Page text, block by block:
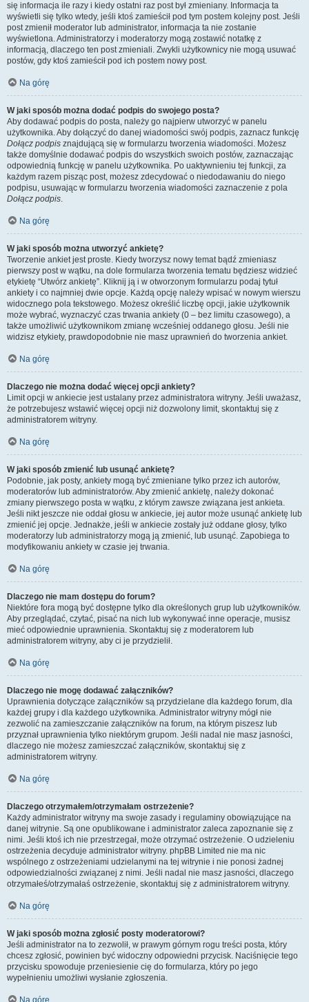
się informacja ile razy i kiedy ostatni raz post był zmieniany. Informacja ta
wyświetli się tylko wtedy, jeśli ktoś zamieścił pod tym postem kolejny post. Jeśli
post zmienił moderator lub administrator, informacja ta nie zostanie
wyświetlona. Administratorzy i moderatorzy mogą zostawić notatkę z
informacją, dlaczego ten post zmieniali. Zwykli użytkownicy nie mogą usuwać
postów, gdy ktoś zamieścił pod ich postem nowy post.
Na górę
W jaki sposób można dodać podpis do swojego posta?
Aby dodawać podpis do posta, należy go najpierw utworzyć w panelu
użytkownika. Aby dołączyć do danej wiadomości swój podpis, zaznacz funkcję
Dołącz podpis znajdującą się w formularzu tworzenia wiadomości. Możesz
także domyślnie dodawać podpis do wszystkich swoich postów, zaznaczając
odpowiednią funkcję w panelu użytkownika. Po uaktywnieniu tej funkcji, za
każdym razem pisząc post, możesz zdecydować o niedodawaniu do niego
podpisu, usuwając w formularzu tworzenia wiadomości zaznaczenie z pola
Dołącz podpis.
Na górę
W jaki sposób można utworzyć ankietę?
Tworzenie ankiet jest proste. Kiedy tworzysz nowy temat bądź zmieniasz
pierwszy post w wątku, na dole formularza tworzenia tematu będziesz widzieć
etykietę “Utwórz ankietę”. Kliknij ją i w otworzonym formularzu podaj tytuł
ankiety i co najmniej dwie opcje. Każdą opcję należy wpisać w nowym wierszu
widocznego pola tekstowego. Możesz określić liczbę opcji, jakie użytkownik
może wybrać, wyznaczyć czas trwania ankiety (0 – bez limitu czasowego), a
także umożliwić użytkownikom zmianę wcześniej oddanego głosu. Jeśli nie
widzisz etykiety, prawdopodobnie nie masz uprawnień do tworzenia ankiet.
Na górę
Dlaczego nie można dodać więcej opcji ankiety?
Limit opcji w ankiecie jest ustalany przez administratora witryny. Jeśli uważasz,
że potrzebujesz wstawić więcej opcji niż dozwolony limit, skontaktuj się z
administratorem witryny.
Na górę
W jaki sposób zmienić lub usunąć ankietę?
Podobnie, jak posty, ankiety mogą być zmieniane tylko przez ich autorów,
moderatorów lub administratorów. Aby zmienić ankietę, należy dokonać
zmiany pierwszego posta w wątku, z którym zawsze związana jest ankieta.
Jeśli nikt jeszcze nie oddał głosu w ankiecie, jej autor może usunąć ankietę lub
zmienić jej opcje. Jednakże, jeśli w ankiecie zostały już oddane głosy, tylko
moderatorzy lub administratorzy mogą ją zmienić, lub usunąć. Zapobiega to
modyfikowaniu ankiety w czasie jej trwania.
Na górę
Dlaczego nie mam dostępu do forum?
Niektóre fora mogą być dostępne tylko dla określonych grup lub użytkowników.
Aby przeglądać, czytać, pisać na nich lub wykonywać inne operacje, musisz
mieć odpowiednie uprawnienia. Skontaktuj się z moderatorem lub
administratorem witryny, aby ci je przydzielił.
Na górę
Dlaczego nie mogę dodawać załączników?
Uprawnienia dotyczące załączników są przydzielane dla każdego forum, dla
każdej grupy i dla każdego użytkownika. Administrator witryny mógł nie
zezwolić na zamieszczanie załączników na forum, na którym piszesz lub
przyznał uprawnienia tylko niektórym grupom. Jeśli nadal nie masz jasności,
dlaczego nie możesz zamieszczać załączników, skontaktuj się z
administratorem witryny.
Na górę
Dlaczego otrzymałem/otrzymałam ostrzeżenie?
Każdy administrator witryny ma swoje zasady i regulaminy obowiązujące na
danej witrynie. Są one opublikowane i administrator zaleca zapoznanie się z
nimi. Jeśli ktoś ich nie przestrzegał, może otrzymać ostrzeżenie. O udzieleniu
ostrzeżenia decyduje administrator witryny. phpBB Limited nie ma nic
wspólnego z ostrzeżeniami udzielanymi na tej witrynie i nie ponosi żadnej
odpowiedzialności związanej z nimi. Jeśli nadal nie masz jasności, dlaczego
otrzymałeś/otrzymałaś ostrzeżenie, skontaktuj się z administratorem witryny.
Na górę
W jaki sposób można zgłosić posty moderatorowi?
Jeśli administrator na to zezwolił, w prawym górnym rogu treści posta, który
chcesz zgłosić, powinien być widoczny odpowiedni przycisk. Naciśnięcie tego
przycisku spowoduje przeniesienie cię do formularza, który po jego
wypełnieniu umożliwi wysłanie zgłoszenia.
Na górę